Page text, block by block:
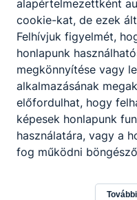
alapértelmezettként
cookie-kat, de ezek
Felhívjuk figyelmét,
honlapunk
megkönnyítése vagy
alkalmazásának
előfordulhat, hogy
képesek honlapunk
használatára, vagy a
fog működni